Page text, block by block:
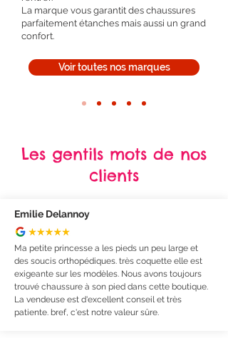
La marque vous garantit des chaussures
parfaitement étanches mais aussi un grand
confort.
Voir toutes nos marques
Les gentils mots de nos
clients
Emilie Delannoy
Ma petite princesse a les pieds un peu large et
des soucis orthopédiques. très coquette elle est
exigeante sur les modèles. Nous avons toujours
trouvé chaussure à son pied dans cette boutique.
La vendeuse est d'excellent conseil et très
patiente. bref, c'est notre valeur sûre.